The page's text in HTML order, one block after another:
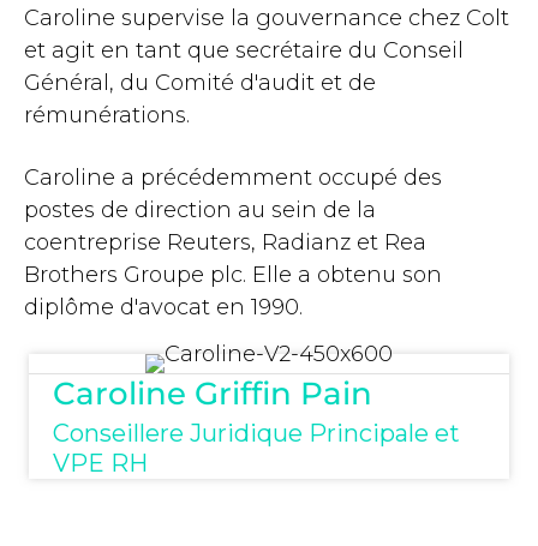
Caroline supervise la gouvernance chez Colt
et agit en tant que secrétaire du Conseil
Général, du Comité d'audit et de
rémunérations.
Caroline a précédemment occupé des
postes de direction au sein de la
coentreprise Reuters, Radianz et Rea
Brothers Groupe plc. Elle a obtenu son
diplôme d'avocat en 1990.
Caroline Griffin Pain
Conseillere Juridique Principale et
VPE RH